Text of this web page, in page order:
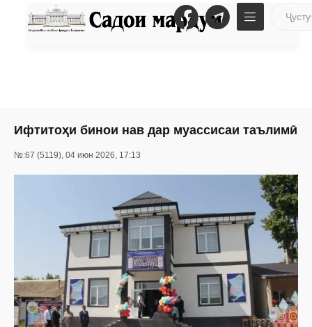
Ифтитоҳи бинои нав дар муассисаи таълимӣ
№:67 (5119), 04 июн 2026, 17:13